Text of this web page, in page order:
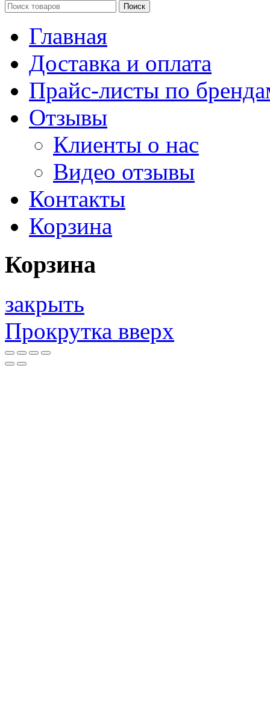
Поиск
Главная
Доставка и оплата
Прайс-листы по
Отзывы
Клиенты о нас
Видео отзывы
Контакты
Корзина
Корзина
закрыть
Прокрутка вверх